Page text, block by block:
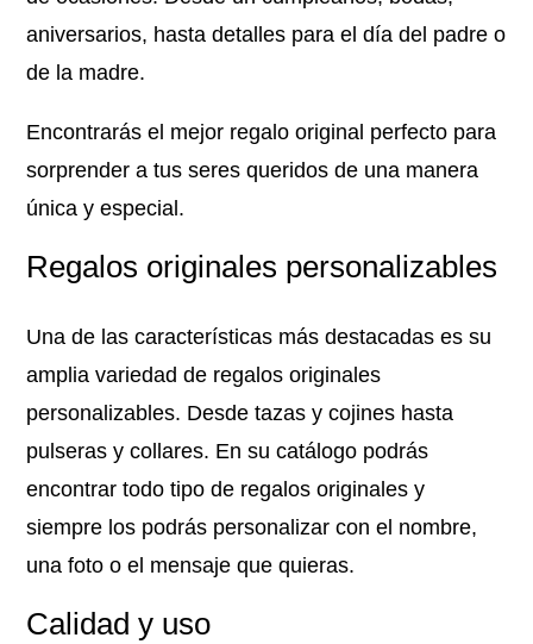
aniversarios, hasta detalles para el día del padre o
de la madre.
Encontrarás el mejor regalo original perfecto para
sorprender a tus seres queridos de una manera
única y especial.
Regalos originales personalizables
Una de las características más destacadas es su
amplia variedad de regalos originales
personalizables. Desde tazas y cojines hasta
pulseras y collares. En su catálogo podrás
encontrar todo tipo de regalos originales y
siempre los podrás personalizar con el nombre,
una foto o el mensaje que quieras.
Calidad y uso